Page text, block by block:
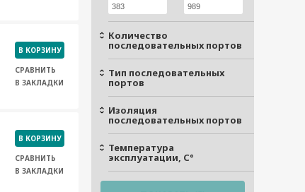
Количество
последовательных портов
Тип последовательных
портов
Изоляция
последовательных портов
Температура
эксплуатации, С°
В КОРЗИНУ
СРАВНИТЬ
В ЗАКЛАДКИ
В КОРЗИНУ
СРАВНИТЬ
В ЗАКЛАДКИ